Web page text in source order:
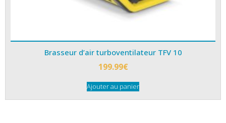
Brasseur d’air turboventilateur TFV 10
199.99€
Ajouter au panier